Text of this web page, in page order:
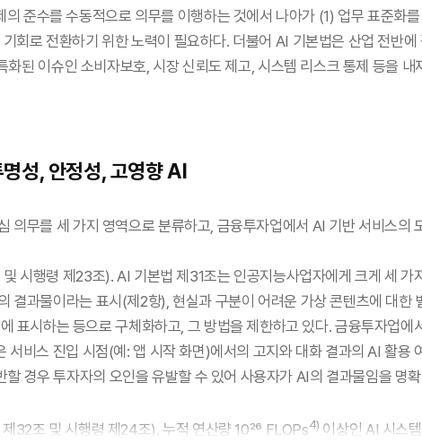
준수를 수동적으로 의무를 이행하는 것에서 나아가 (1) 업무 표준화
회로 전환하기 위한 노력이 필요하다. 더불어 AI 기본법은 산업 전반
이슈인 소비자보호, 시장 신뢰도 제고, 시스템 리스크 통제 등을 내
성, 안정성, 고영향 AI
무를 세 가지 영역으로 분류하고, 금융투자업에서 AI 기반 서비스의
시행령 제23조). AI 기본법 제31조는 인공지능사업자에게 크게 세
결과물이라는 표시(제2항), 현실과 구분이 어려운 가상 콘텐츠에 대
표시하는 등으로 구체화하고, 그 방법을 제한하고 있다. 금융투자업
비스 진입 시점(예: 앱 시작 화면)에서의 고지와 대화 결과의 AI 활용
경우 투자자의 오인을 유발할 수 있어 사용자가 AI의 결과물임을 명
32조 및 시행령 제24조). 누적 연산량 10²⁶ FLOPs4) 이상인 AI 시스템